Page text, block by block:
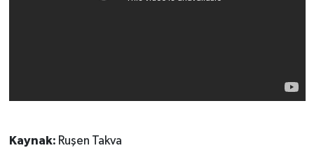
Kaynak: Ruşen Takva